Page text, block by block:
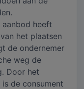
aanbod heeft
het plaatsen
de ondernemer
weg de
Door het
de consument